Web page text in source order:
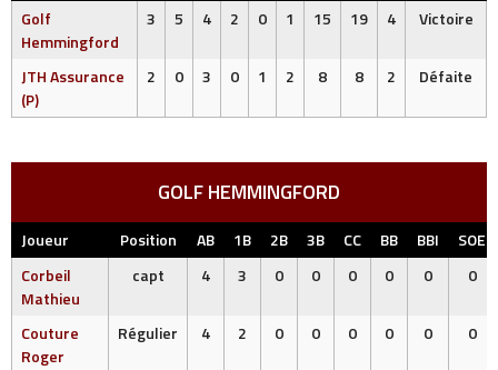
Golf
Hemmingford
3 5 4 2 0 1 15 19 4 Victoire
JTH Assurance
(P)
2 0 3 0 1 2 8 8 2 Défaite
GOLF HEMMINGFORD
Joueur Position AB 1B 2B 3B CC BB BBI
SOE
Corbeil
Mathieu
capt 4 3 0 0 0 0 0 0
Couture
Roger
Régulier 4 2 0 0 0 0 0 0